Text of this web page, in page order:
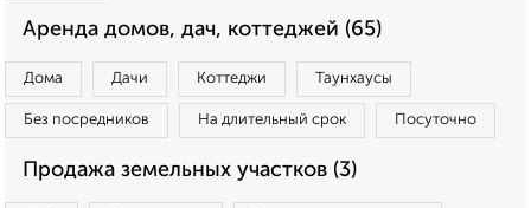
Аренда домов, дач, коттеджей (65)
Дома Дачи Коттеджи Таунхаусы
Без посредников На длительный срок Посуточно
Продажа земельных участков (3)